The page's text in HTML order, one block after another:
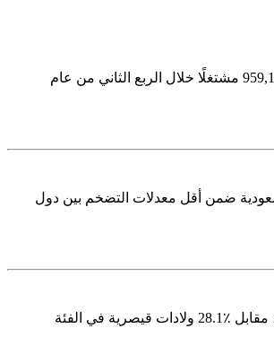
أصدرت الهيئة العامة للإحصاء اليوم نشرة إحصاءات المنشآت السياحية للربع الثاني 2024، ووفقا لنتائج النشرة بلغ إجمالي عدد المشتغلين في الأنشطة السياحية 959,175 مشتغلًا خلال الربع الثاني من عام
في المملكة العربية السعودية ضمن أقل معدلات التضخم بين دول
أصدرت الهيئة العامة للإحصاء نشرة إحصاءات صحة المرأة والرعاية الإنجابية 2024 اليوم، ووفقاً لنتائج النشرة فقد بلغت نسبة الولادات الطبيعية في المملكة %71.4، مقابل ٪28.1 ولادات قيصرية في الفئة